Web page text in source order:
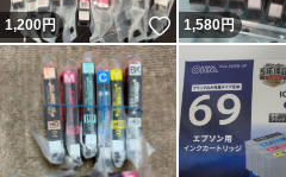
1,200円 いいね！
1,580円